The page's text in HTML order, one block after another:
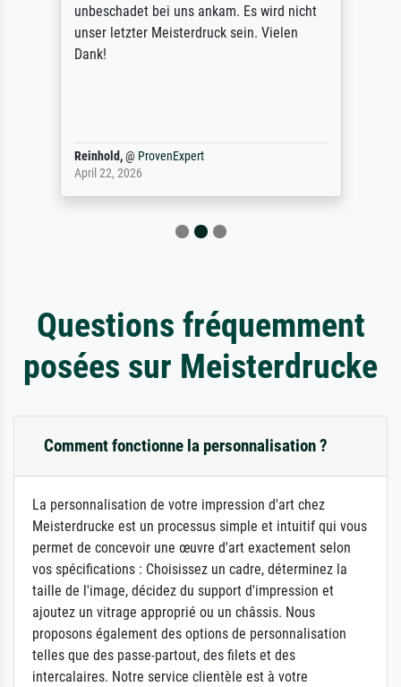
unbeschadet bei uns ankam. Es wird nicht
unser letzter Meisterdruck sein. Vielen
Dank!
Reinhold,@ ProvenExpert
April 22, 2026
Questions fréquemment
posées sur Meisterdrucke
Comment fonctionne la personnalisation ?
La personnalisation de votre impression d'art chez
Meisterdrucke est un processus simple et intuitif qui vous
permet de concevoir une œuvre d'art exactement selon
vos spécifications : Choisissez un cadre, déterminez la
taille de l'image, décidez du support d'impression et
ajoutez un vitrage approprié ou un châssis. Nous
proposons également des options de personnalisation
telles que des passe-partout, des filets et des
intercalaires. Notre service clientèle est à votre